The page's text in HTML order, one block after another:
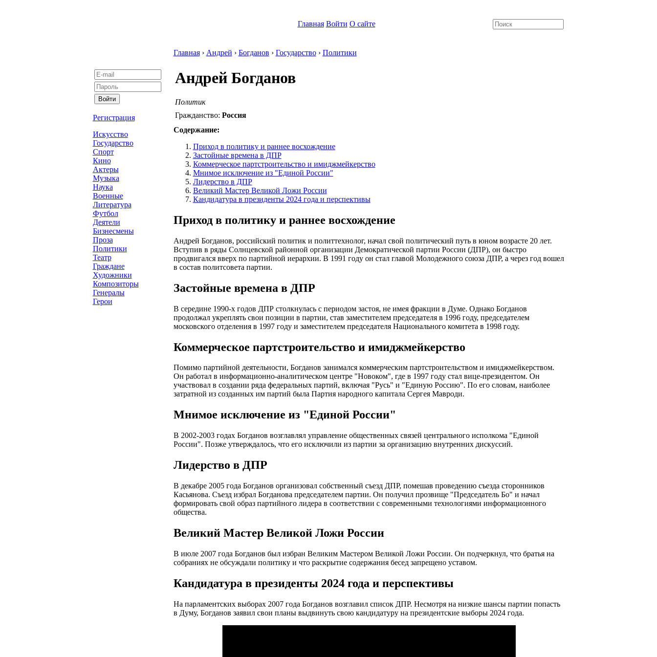
Главная Войти О сайте
Регистрация
Искусство
Государство
Спорт
Кино
Актеры
Музыка
Наука
Военные
Литература
Футбол
Деятели
Бизнесмены
Проза
Политики
Театр
Граждане
Художники
Композиторы
Генералы
Герои
Главная› Андрей › Богданов › Государство› Политики
Андрей Богданов
Политик
Гражданство: Россия
Содержание:
Приход в политику и раннее восхождение
Застойные времена в ДПР
Коммерческое партстроительство и имиджмейкерство
Мнимое исключение из "Единой России"
Лидерство в ДПР
Великий Мастер Великой Ложи России
Кандидатура в президенты 2024 года и перспективы
Приход в политику и раннее восхождение
Андрей Богданов, российский политик и политтехнолог, начал свой политический путь в юном возрасте 20 лет.
Вступив в ряды Солнцевской районной организации Демократической партии России (ДПР), он быстро
продвигался вверх по партийной иерархии. В 1991 году он стал главой Молодежного союза ДПР, а через год вошел
в состав политсовета партии.
Застойные времена в ДПР
В середине 1990-х годов ДПР столкнулась с периодом застоя, не имея фракции в Думе. Однако Богданов
продолжал укреплять свои позиции в партии, став заместителем председателя в 1996 году, председателем
московского отделения в 1997 году и заместителем председателя Национального комитета в 1998 году.
Коммерческое партстроительство и имиджмейкерство
Помимо партийной деятельности, Богданов занимался коммерческим партстроительством и имиджмейкерством.
Он работал в информационно-аналитическом центре "Новоком", где в 1997 году стал вице-президентом. Он
участвовал в создании ряда федеральных партий, включая "Русь" и "Единую Россию". По его словам, наиболее
затратной из созданных им партий была Партия народного капитала Сергея Мавроди.
Мнимое исключение из "Единой России"
В 2002-2003 годах Богданов возглавлял управление общественных связей центрального исполкома "Единой
России". Позже утверждалось, что его исключили из партии за организацию внутренних дискуссий.
Лидерство в ДПР
В декабре 2005 года Богданов организовал собственный съезд ДПР, помешав проведению съезда сторонников
Касьянова. Съезд избрал Богданова председателем партии. Он получил прозвище "Председатель Бо" и начал
формировать свой образ партийного лидера в соответствии с современными технологиями информационного
общества.
Великий Мастер Великой Ложи России
В июле 2007 года Богданов был избран Великим Мастером Великой Ложи России. Он подчеркнул, что братья на
собраниях не обсуждали политику и что раскрытие содержания бесед запрещено уставом.
Кандидатура в президенты 2024 года и перспективы
На парламентских выборах 2007 года Богданов возглавил список ДПР. Несмотря на низкие шансы партии попасть
в Думу, Богданов заявил свои планы выдвинуть свою кандидатуру на президентские выборы 2024 года.